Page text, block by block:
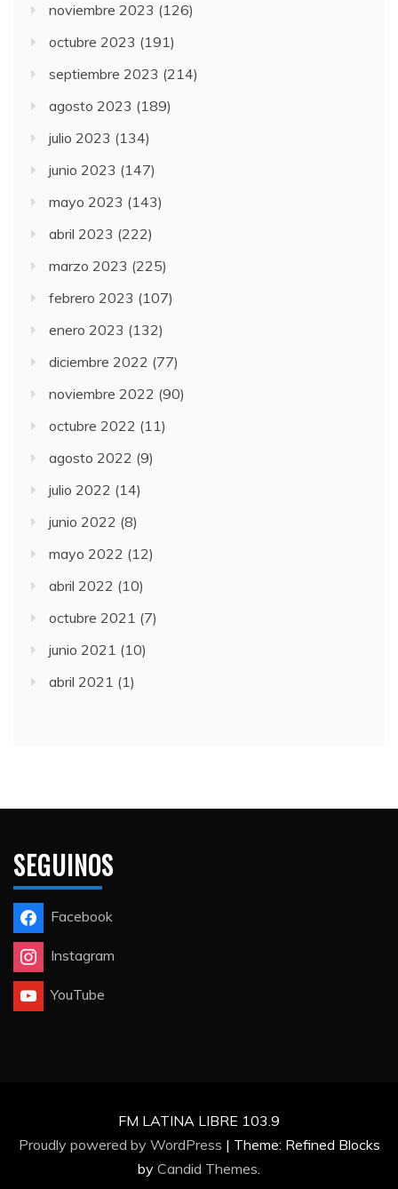
noviembre 2023 (126)
octubre 2023 (191)
septiembre 2023 (214)
agosto 2023 (189)
julio 2023 (134)
junio 2023 (147)
mayo 2023 (143)
abril 2023 (222)
marzo 2023 (225)
febrero 2023 (107)
enero 2023 (132)
diciembre 2022 (77)
noviembre 2022 (90)
octubre 2022 (11)
agosto 2022 (9)
julio 2022 (14)
junio 2022 (8)
mayo 2022 (12)
abril 2022 (10)
octubre 2021 (7)
junio 2021 (10)
abril 2021 (1)
SEGUINOS
Facebook
Instagram
YouTube
FM LATINA LIBRE 103.9
Proudly powered by WordPress | Theme: Refined Blocks
by Candid Themes.